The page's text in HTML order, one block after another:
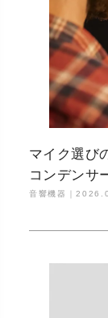
マイク選び
コンデンサ
音響機器｜